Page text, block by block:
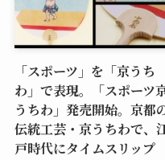
「スポーツ」を「京うち
わ」で表現。「スポーツ
うちわ」発売開始。京都
伝統工芸・京うちわで、
戸時代にタイムスリップ